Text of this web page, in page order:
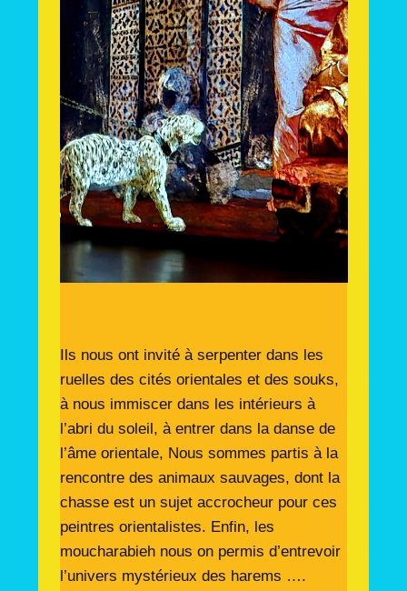
Ils nous ont invité à serpenter dans les
ruelles des cités orientales et des souks,
à nous immiscer dans les intérieurs à
l’abri du soleil, à entrer dans la danse de
l’âme orientale, Nous sommes partis à la
rencontre des animaux sauvages, dont la
chasse est un sujet accrocheur pour ces
peintres orientalistes. Enfin, les
moucharabieh nous on permis d’entrevoir
l’univers mystérieux des harems ….